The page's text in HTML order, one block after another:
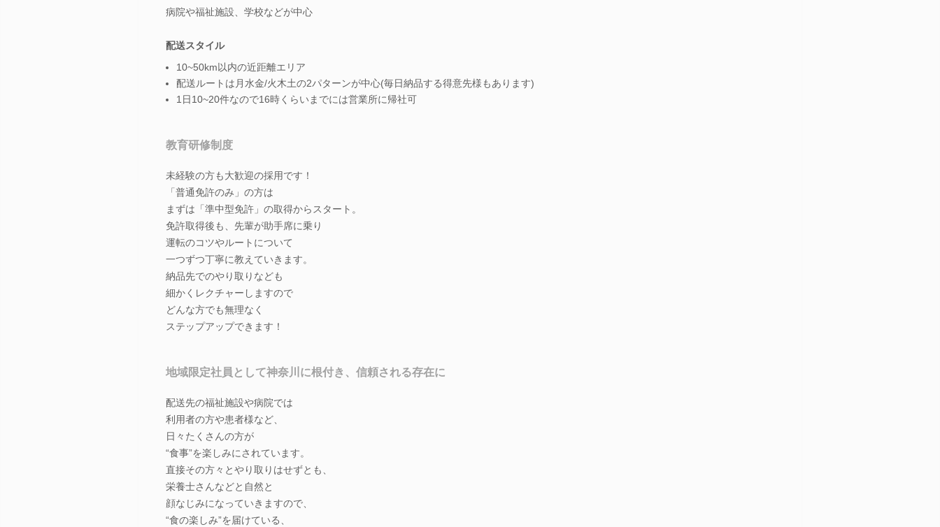
病院や福祉施設、学校などが中心
配送スタイル
10~50km以内の近距離エリア
配送ルートは月水金/火木土の2パターンが中心(毎日納品する得意先様もあります)
1日10~20件なので16時くらいまでには営業所に帰社可
教育研修制度
未経験の方も大歓迎の採用です！
「普通免許のみ」の方は
まずは「準中型免許」の取得からスタート。
免許取得後も、先輩が助手席に乗り
運転のコツやルートについて
一つずつ丁寧に教えていきます。
納品先でのやり取りなども
細かくレクチャーしますので
どんな方でも無理なく
ステップアップできます！
地域限定社員として神奈川に根付き、信頼される存在に
配送先の福祉施設や病院では
利用者の方や患者様など、
日々たくさんの方が
“食事”を楽しみにされています。
直接その方々とやり取りはせずとも、
栄養士さんなどと自然と
顔なじみになっていきますので、
“食の楽しみ”を届けている、